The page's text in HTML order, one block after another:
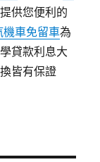
供您便利的
機車免留車為
貸款利息大
皆有保證